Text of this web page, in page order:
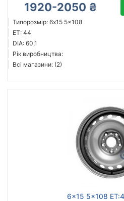
1920-2050 ₴
Типорозмір: 6x15 5x108
ET: 44
DIA: 60,1
Рік виробництва:
Всі магазини: (2)
6x15 5x108